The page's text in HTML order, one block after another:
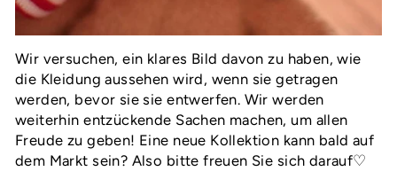
Wir versuchen, ein klares Bild davon zu haben, wie
die Kleidung aussehen wird, wenn sie getragen
werden, bevor sie sie entwerfen. Wir werden
weiterhin entzückende Sachen machen, um allen
Freude zu geben! Eine neue Kollektion kann bald auf
dem Markt sein? Also bitte freuen Sie sich darauf♡